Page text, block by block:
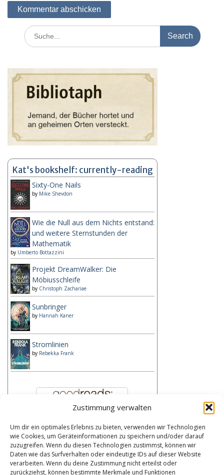
Zustimmung verwalten
Um dir ein optimales Erlebnis zu bieten, verwenden wir Technologien
wie Cookies, um Geräteinformationen zu speichern und/oder darauf
zuzugreifen. Wenn du diesen Technologien zustimmst, können wir
Daten wie das Surfverhalten oder eindeutige IDs auf dieser Website
verarbeiten. Wenn du deine Zustimmung nicht erteilst oder
zurückziehst, können bestimmte Merkmale und Funktionen
Search
for:
Kat's bookshelf: currently-reading
Sixty-One Nails
by Mike Shevdon
Wie die Null aus dem Nichts entstand:
und weitere Sternstunden der
Mathematik
by Umberto Bottazzini
Projekt DreamWalker: Die
Möbiusschleife
by Christoph Zachariae
Sunbringer
by Hannah Kaner
Stromlinien
by Rebekka Frank
Kategorien
Kategorien